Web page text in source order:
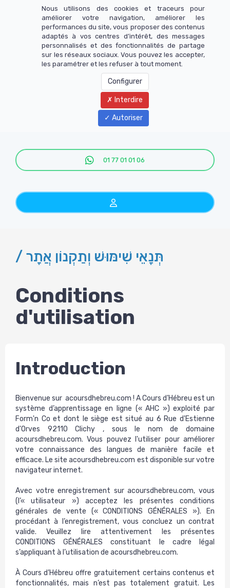
Menu
01 77 01 01 06
/ תְּנָאֵי שִׁימּוּשׁ וְתַקְנוֹן אֲתָר
Conditions
d'utilisation
Introduction
Bienvenue sur acoursdhebreu.com ! A Cours d’Hébreu est un
système d’apprentissage en ligne (« AHC ») exploité par
Form'n Co et dont le siège est situé au 6 Rue d'Estienne
d'Orves 92110 Clichy , sous le nom de domaine
acoursdhebreu.com. Vous pouvez l'utiliser pour améliorer
votre connaissance des langues de manière facile et
efficace. Le site acoursdhebreu.com est disponible sur votre
navigateur internet.
Avec votre enregistrement sur acoursdhebreu.com, vous
(l’« utilisateur ») acceptez les présentes conditions
générales de vente (« CONDITIONS GÉNÉRALES »). En
procédant à l’enregistrement, vous concluez un contrat
valide. Veuillez lire attentivement les présentes
CONDITIONS GÉNÉRALES constituant le cadre légal
s’appliquant à l’utilisation de acoursdhebreu.com.
À Cours d’Hébreu offre gratuitement certains contenus et
fonctionnalités, mais n’est pas totalement gratuit. Les
Nous utilisons des cookies et traceurs pour
améliorer votre navigation, améliorer les
performances du site, vous proposer des contenus
adaptés à vos centres d’intérêt, des messages
personnalisés et des fonctionnalités de partage
sur les réseaux sociaux. Vous pouvez les accepter,
les paramétrer et les refuser à tout moment.
Configurer
Interdire
Autoriser